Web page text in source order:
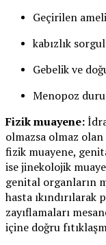
Geçirilen
kabızlık
Gebelik ve
Menopoz
Fizik muayene:
olmazsa olmaz olan
fizik muayene,
ise jinekolojik
genital organların
hasta ıkındırılarak
zayıflamaları
içine doğru